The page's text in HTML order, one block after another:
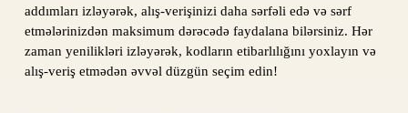
addımları izləyərək, alış-verişinizi daha sərfəli edə və sərf
etmələrinizdən maksimum dərəcədə faydalana bilərsiniz. Hər
zaman yenilikləri izləyərək, kodların etibarlılığını yoxlayın və
alış-veriş etmədən əvvəl düzgün seçim edin!